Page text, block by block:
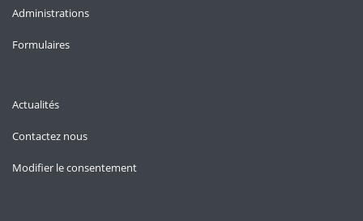
Administrations
Formulaires
Actualités
Contactez nous
Modifier le consentement